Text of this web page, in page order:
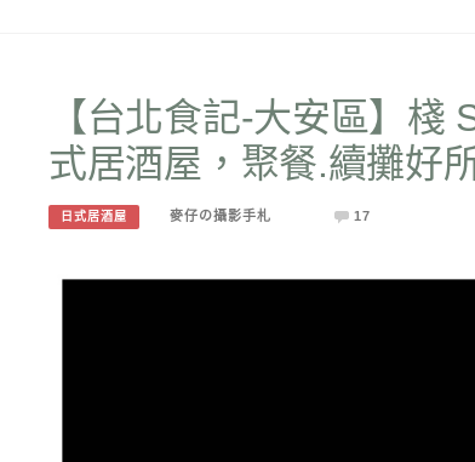
【台北食記-大安區】
式居酒屋，聚餐.續攤好
日式居酒屋 麥仔の攝影手札 17